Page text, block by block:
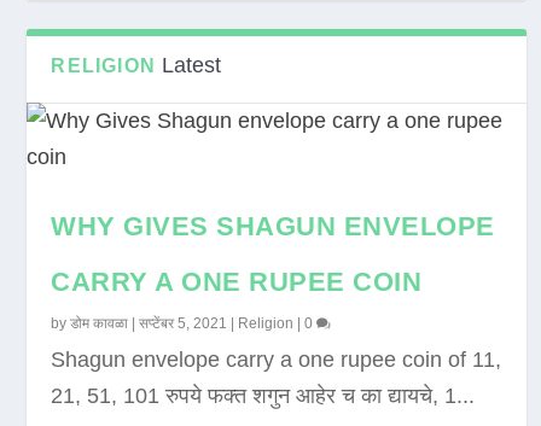
RELIGION Latest
WHY GIVES SHAGUN ENVELOPE
CARRY A ONE RUPEE COIN
byडोम कावळा |सप्टेंबर 5, 2021 Religion |0
Shagun envelope carry a one rupee coin of 11,
21, 51, 101 रुपये फक्त शगुन आहेर च का द्यायचे, 1...